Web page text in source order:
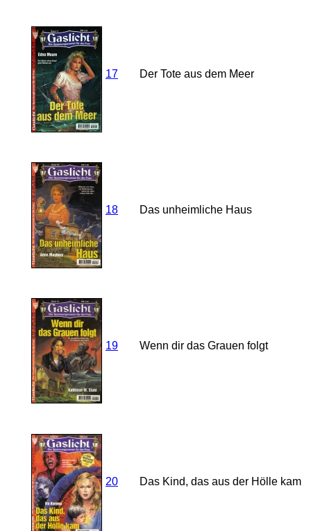
17 Der Tote aus dem Meer
18 Das unheimliche Haus
19 Wenn dir das Grauen folgt
20 Das Kind, das aus der Hölle kam